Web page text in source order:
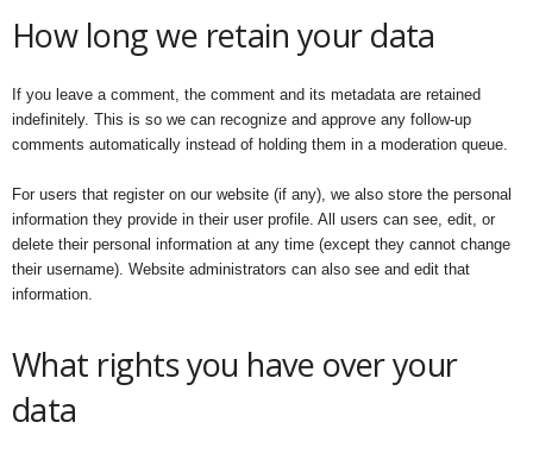
How long we retain your data
If you leave a comment, the comment and its metadata are retained
indefinitely. This is so we can recognize and approve any follow-up
comments automatically instead of holding them in a moderation queue.
For users that register on our website (if any), we also store the personal
information they provide in their user profile. All users can see, edit, or
delete their personal information at any time (except they cannot change
their username). Website administrators can also see and edit that
information.
What rights you have over your
data